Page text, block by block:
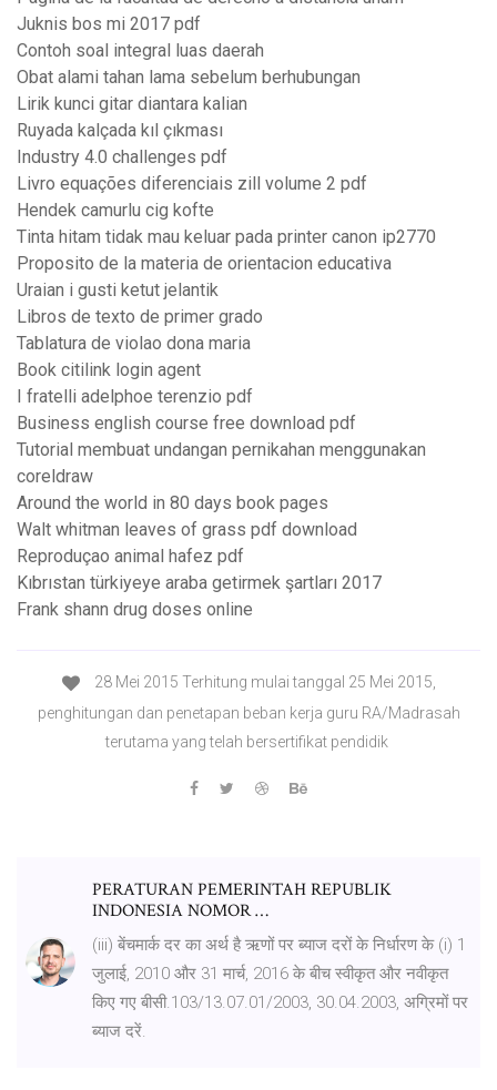
Juknis bos mi 2017 pdf
Contoh soal integral luas daerah
Obat alami tahan lama sebelum berhubungan
Lirik kunci gitar diantara kalian
Ruyada kalçada kıl çıkması
Industry 4.0 challenges pdf
Livro equações diferenciais zill volume 2 pdf
Hendek camurlu cig kofte
Tinta hitam tidak mau keluar pada printer canon ip2770
Proposito de la materia de orientacion educativa
Uraian i gusti ketut jelantik
Libros de texto de primer grado
Tablatura de violao dona maria
Book citilink login agent
I fratelli adelphoe terenzio pdf
Business english course free download pdf
Tutorial membuat undangan pernikahan menggunakan
coreldraw
Around the world in 80 days book pages
Walt whitman leaves of grass pdf download
Reproduçao animal hafez pdf
Kıbrıstan türkiyeye araba getirmek şartları 2017
Frank shann drug doses online
28 Mei 2015 Terhitung mulai tanggal 25 Mei 2015,
penghitungan dan penetapan beban kerja guru RA/Madrasah
terutama yang telah bersertifikat pendidik
PERATURAN PEMERINTAH REPUBLIK
INDONESIA NOMOR …
(iii) बेंचमार्क दर का अर्थ है ऋणों पर ब्याज दरों के निर्धारण के (i) 1
जुलाई, 2010 और 31 मार्च, 2016 के बीच स्वीकृत और नवीकृत
किए गए बीसी.103/13.07.01/2003, 30.04.2003, अग्रिमों पर
ब्याज दरें.